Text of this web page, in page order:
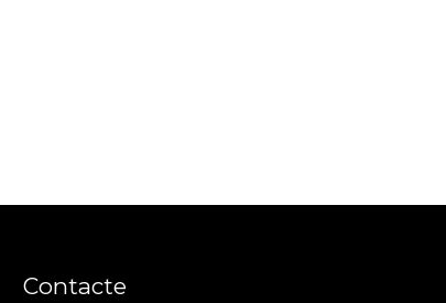
Contacte